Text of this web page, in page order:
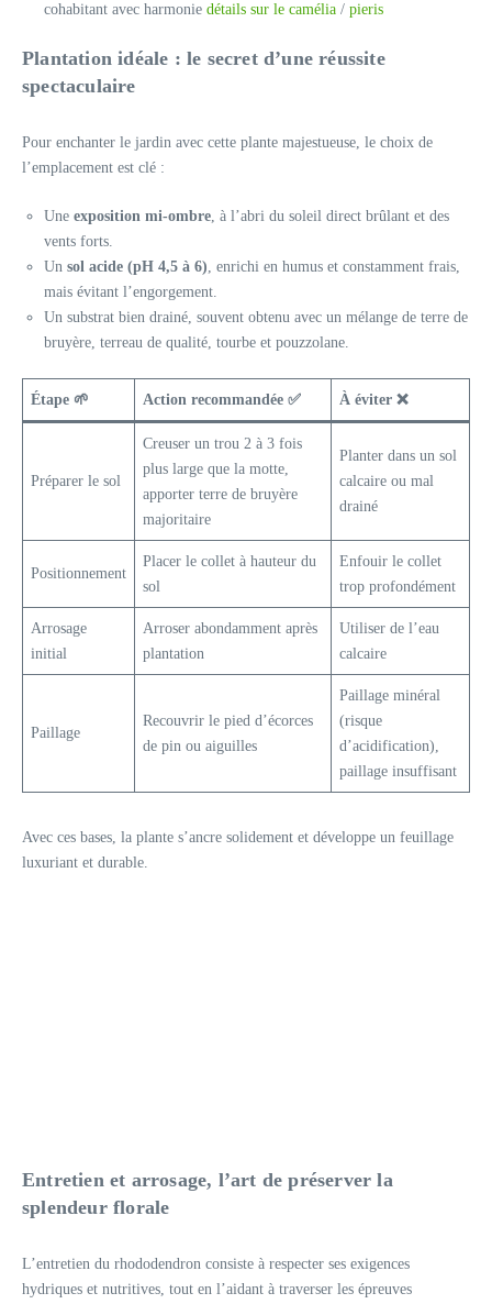
cohabitant avec harmonie détails sur le camélia / pieris
Plantation idéale : le secret d’une réussite
spectaculaire
Pour enchanter le jardin avec cette plante majestueuse, le choix de
l’emplacement est clé :
Une exposition mi-ombre, à l’abri du soleil direct brûlant et des
vents forts.
Un sol acide (pH 4,5 à 6), enrichi en humus et constamment frais,
mais évitant l’engorgement.
Un substrat bien drainé, souvent obtenu avec un mélange de terre de
bruyère, terreau de qualité, tourbe et pouzzolane.
Étape 🌱 Action recommandée ✅ À éviter ❌
Préparer le sol
Creuser un trou 2 à 3 fois
plus large que la motte,
apporter terre de bruyère
majoritaire
Planter dans un sol
calcaire ou mal
drainé
Positionnement
Placer le collet à hauteur du
sol
Enfouir le collet
trop profondément
Arrosage
initial
Arroser abondamment après
plantation
Utiliser de l’eau
calcaire
Paillage
Recouvrir le pied d’écorces
de pin ou aiguilles
Paillage minéral
(risque
d’acidification),
paillage insuffisant
Avec ces bases, la plante s’ancre solidement et développe un feuillage
luxuriant et durable.
Entretien et arrosage, l’art de préserver la
splendeur florale
L’entretien du rhododendron consiste à respecter ses exigences
hydriques et nutritives, tout en l’aidant à traverser les épreuves